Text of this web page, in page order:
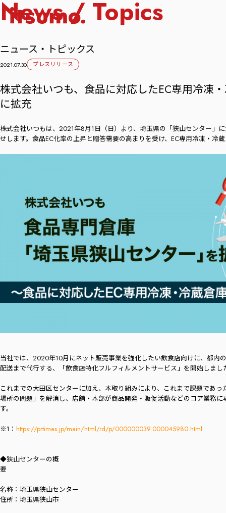
News / Topics
ニュース・トピックス
2021.07.30 プレスリリース
株式会社いつも、食品に対応したEC専用冷凍
に拡充
株式会社いつもは、2021年8月1日（日）より、埼玉県の「狭山センター」
せします。食品EC化率の上昇と贈答需要の高まりを受け、EC専用冷凍・冷
当社では、2020年10月にネット販売事業を強化したい飲食店向けに、都内
配送まで代行する、「飲食店特化フルフィルメントサービス」を開始しま
これまでの大田区センターに加え、本取り組みにより、これまで課題であ
場所の問題」を解消し、店舗・本部が商品開発・販促活動などのコア業務
す。
※1： https://prtimes.jp/main/html/rd/p/000000039.000045980.html
◆狭山センターの概
名称：埼玉県狭山センター
住所：埼玉県狭山市